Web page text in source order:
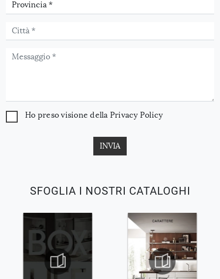
SFOGLIA I NOSTRI CATALOGHI
Ho preso visione della Privacy Policy
INVIA